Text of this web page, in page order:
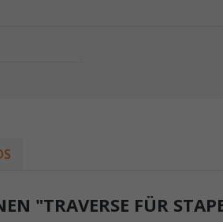
"TRAVERSE FÜR